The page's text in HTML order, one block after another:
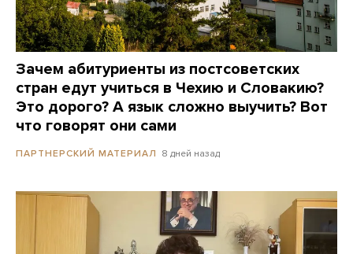
Зачем абитуриенты из постсоветских
стран едут учиться в Чехию и Словакию?
Это дорого? А язык сложно выучить? Вот
что говорят они сами
ПАРТНЕРСКИЙ МАТЕРИАЛ 8 дней назад